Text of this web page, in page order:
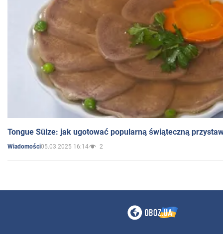
Tongue Sülze: jak ugotować popularną świąteczną
Wiadomości05.03.2025 16:14 2